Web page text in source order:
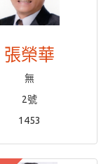
張榮華
無
2號
1453